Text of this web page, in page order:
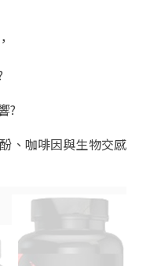
?
、咖啡因與生物交感